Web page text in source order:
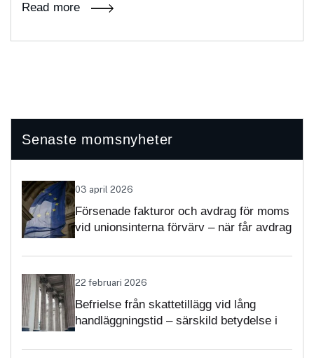
Read more
Senaste momsnyheter
03 april 2026
Försenade fakturor och avdrag för moms
vid unionsinterna förvärv – när får avdrag
22 februari 2026
Befrielse från skattetillägg vid lång
handläggningstid – särskild betydelse i